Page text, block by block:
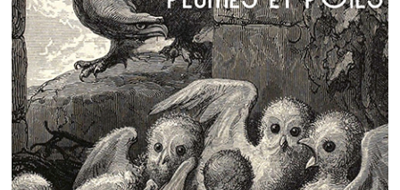
D'une manière particulière